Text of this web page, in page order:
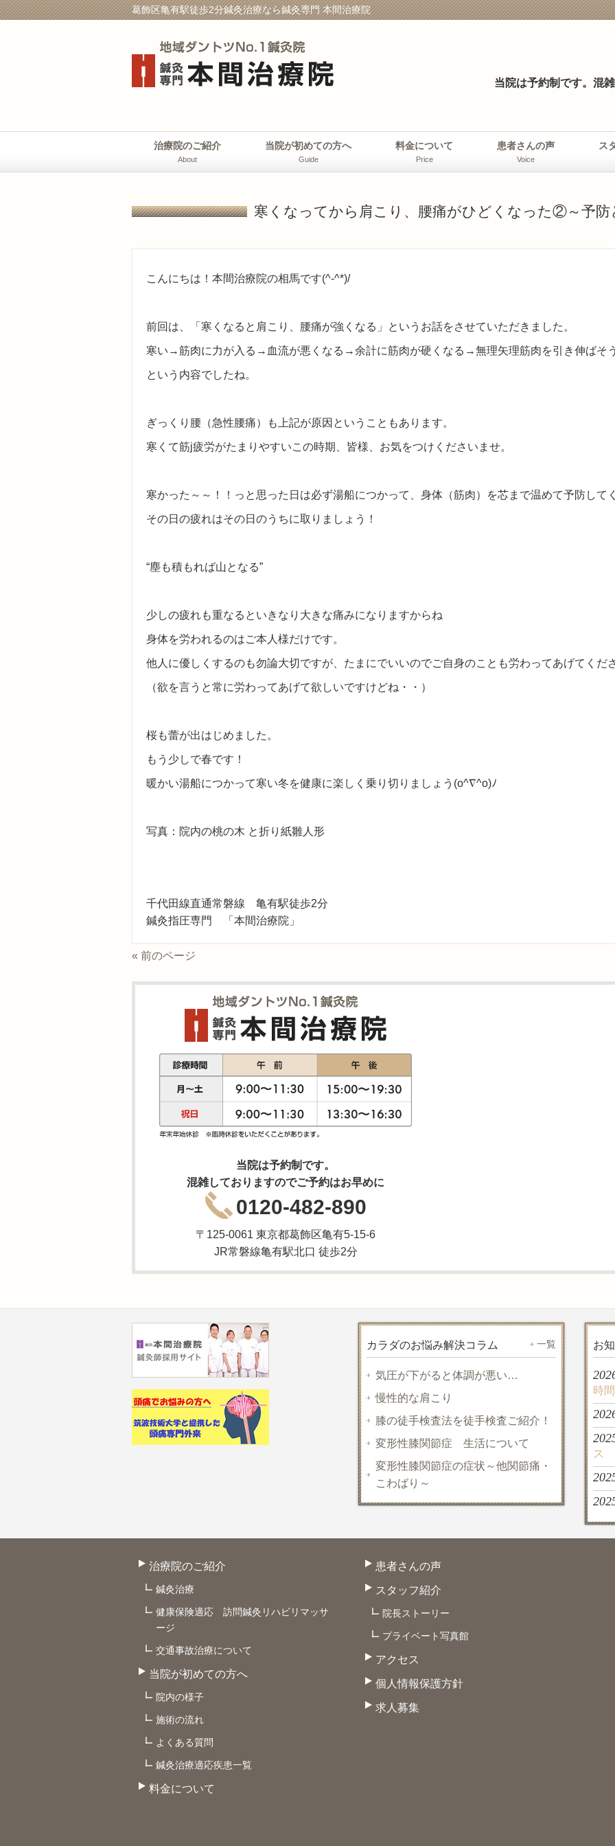
葛飾区亀有駅徒歩2分鍼灸治療なら鍼灸専門 本間治療院
当院は予約制です。 混
治療院のご紹介
About
当院が初めての方へ
Guide
料金について
Price
患者さんの声
Voice
ス
寒くなってから肩こり、腰痛がひどくなった②～予防
こんにちは！本間治療院の相馬です(^-^*)/
前回は、「寒くなると肩こり、腰痛が強くなる」というお話をさせていただきました。
寒い→筋肉に力が入る→血流が悪くなる→余計に筋肉が硬くなる→無理矢理筋肉を引き伸ばそ
という内容でしたね。
ぎっくり腰（急性腰痛）も上記が原因ということもあります。
寒くて筋j疲労がたまりやすいこの時期、皆様、お気をつけくださいませ。
寒かった～～！！っと思った日は必ず湯船につかって、身体（筋肉）を芯まで温めて予防して
その日の疲れはその日のうちに取りましょう！
“塵も積もれば山となる”
少しの疲れも重なるといきなり大きな痛みになりますからね
身体を労われるのはご本人様だけです。
他人に優しくするのも勿論大切ですが、たまにでいいのでご自身のことも労わってあげてくだ
（欲を言うと常に労わってあげて欲しいですけどね・・）
桜も蕾が出はじめました。
もう少しで春です！
暖かい湯船につかって寒い冬を健康に楽しく乗り切りましょう(o^∇^o)ﾉ
写真：院内の桃の木 と折り紙雛人形
千代田線直通常磐線 亀有駅徒歩2分
鍼灸指圧専門 「本間治療院」
« 前のページ
当院は予約制です。
混雑しておりますのでご予約はお早めに
0120-482-890
〒125-0061 東京都葛飾区亀有5-15-6
JR常磐線亀有駅北口 徒歩2分
カラダのお悩み解決コラム 一覧
気圧が下がると体調が悪い…
慢性的な肩こり
膝の徒手検査法を徒手検査ご紹介！
変形性膝関節症 生活について
変形性膝関節症の症状～他関節痛・
こわばり～
お
時間
ス
治療院のご紹介
鍼灸治療
健康保険適応 訪問鍼灸リハビリマッサ
ージ
交通事故治療について
当院が初めての方へ
院内の様子
施術の流れ
よくある質問
鍼灸治療適応疾患一覧
料金について
患者さんの声
スタッフ紹介
院長ストーリー
プライベート写真館
アクセス
個人情報保護方針
求人募集